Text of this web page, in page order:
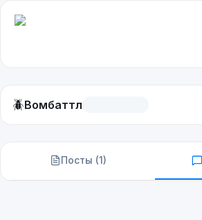
🪲Вомбаттл
Посты (1)